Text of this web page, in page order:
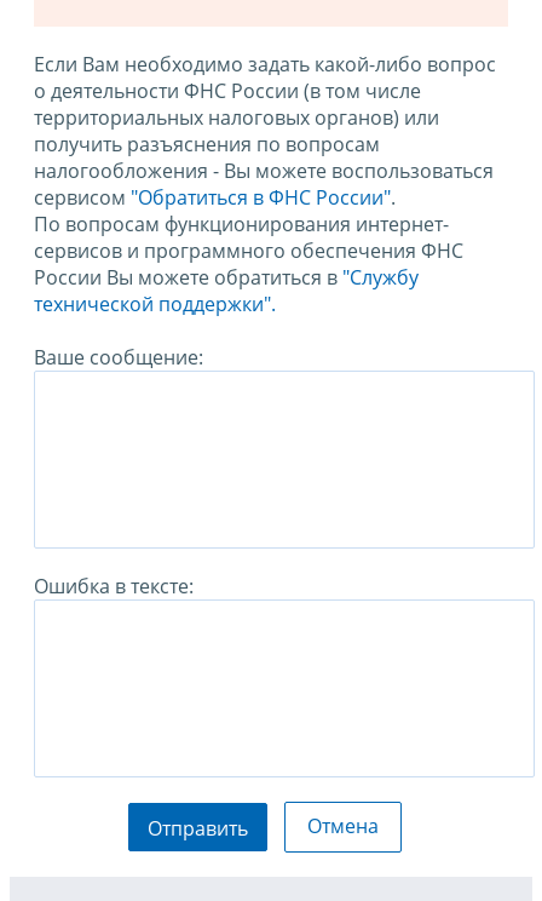
Если Вам необходимо задать какой-либо вопрос
о деятельности ФНС России (в том числе
территориальных налоговых органов) или
получить разъяснения по вопросам
налогообложения - Вы можете воспользоваться
сервисом "Обратиться в ФНС России".
По вопросам функционирования интернет-
сервисов и программного обеспечения ФНС
России Вы можете обратиться в "Службу
технической поддержки".
Ваше сообщение:
Ошибка в тексте:
Отправить Отмена